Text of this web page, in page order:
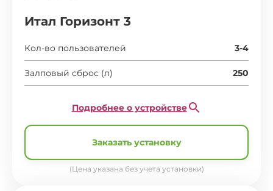
Итал Горизонт 3
Кол-во пользователей 3-4
Залповый сброс (л) 250
Подробнее о устройстве
Заказать установку
(Цена указана без учета установки)